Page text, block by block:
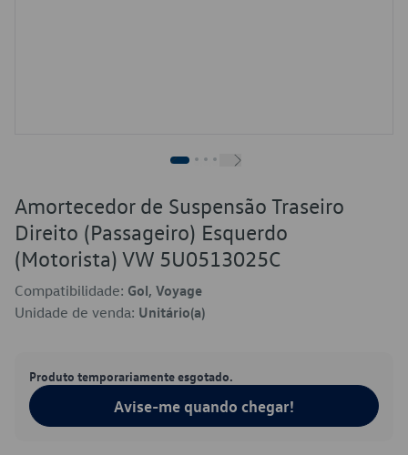
Amortecedor de Suspensão Traseiro
Direito (Passageiro) Esquerdo
(Motorista) VW 5U0513025C
Compatibilidade: Gol, Voyage
Unidade de venda: Unitário(a)
Produto temporariamente esgotado.
Avise-me quando chegar!